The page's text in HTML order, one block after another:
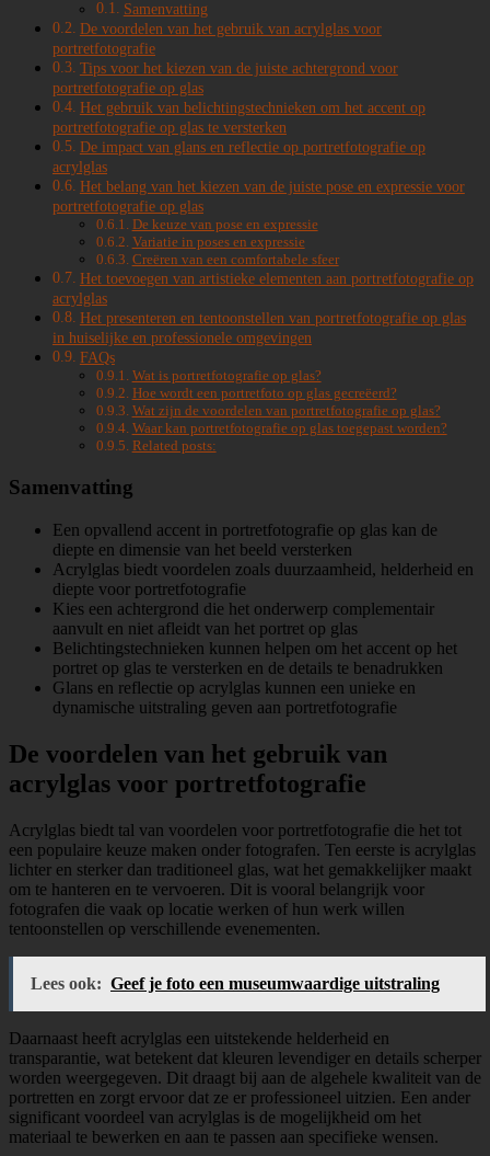
Samenvatting
De voordelen van het gebruik van acrylglas voor
portretfotografie
Tips voor het kiezen van de juiste achtergrond voor
portretfotografie op glas
Het gebruik van belichtingstechnieken om het accent op
portretfotografie op glas te versterken
De impact van glans en reflectie op portretfotografie op
acrylglas
Het belang van het kiezen van de juiste pose en expressie voor
portretfotografie op glas
De keuze van pose en expressie
Variatie in poses en expressie
Creëren van een comfortabele sfeer
Het toevoegen van artistieke elementen aan portretfotografie op
acrylglas
Het presenteren en tentoonstellen van portretfotografie op glas
in huiselijke en professionele omgevingen
FAQs
Wat is portretfotografie op glas?
Hoe wordt een portretfoto op glas gecreëerd?
Wat zijn de voordelen van portretfotografie op glas?
Waar kan portretfotografie op glas toegepast worden?
Related posts:
Samenvatting
Een opvallend accent in portretfotografie op glas kan de
diepte en dimensie van het beeld versterken
Acrylglas biedt voordelen zoals duurzaamheid, helderheid en
diepte voor portretfotografie
Kies een achtergrond die het onderwerp complementair
aanvult en niet afleidt van het portret op glas
Belichtingstechnieken kunnen helpen om het accent op het
portret op glas te versterken en de details te benadrukken
Glans en reflectie op acrylglas kunnen een unieke en
dynamische uitstraling geven aan portretfotografie
De voordelen van het gebruik van
acrylglas voor portretfotografie
Acrylglas biedt tal van voordelen voor portretfotografie die het tot
een populaire keuze maken onder fotografen. Ten eerste is acrylglas
lichter en sterker dan traditioneel glas, wat het gemakkelijker maakt
om te hanteren en te vervoeren. Dit is vooral belangrijk voor
fotografen die vaak op locatie werken of hun werk willen
tentoonstellen op verschillende evenementen.
Lees ook: Geef je foto een museumwaardige uitstraling
Daarnaast heeft acrylglas een uitstekende helderheid en
transparantie, wat betekent dat kleuren levendiger en details scherper
worden weergegeven. Dit draagt bij aan de algehele kwaliteit van de
portretten en zorgt ervoor dat ze er professioneel uitzien. Een ander
significant voordeel van acrylglas is de mogelijkheid om het
materiaal te bewerken en aan te passen aan specifieke wensen.